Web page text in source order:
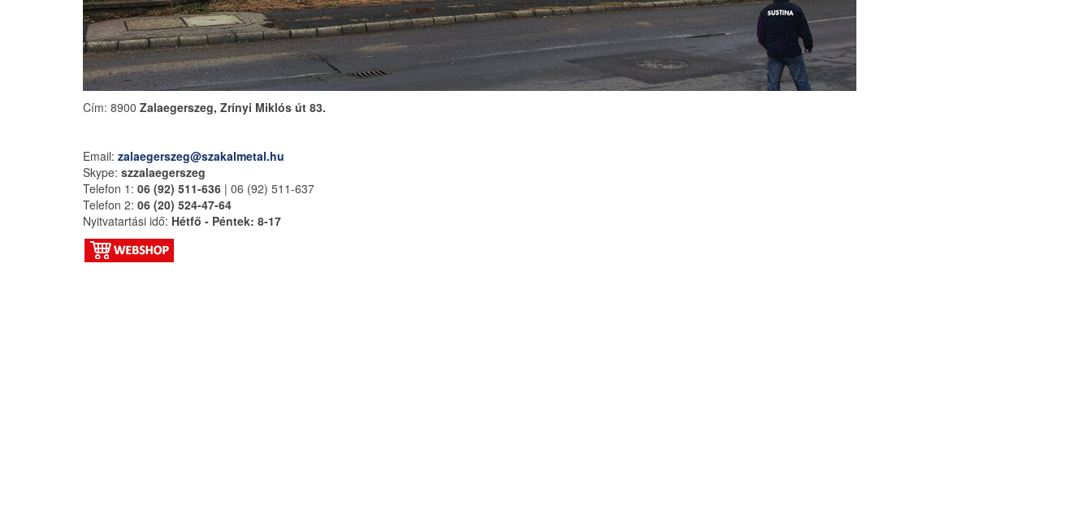
Cím: 8900 Zalaegerszeg, Zrínyi Miklós út 83.
Email: zalaegerszeg@szakalmetal.hu
Skype: szzalaegerszeg
Telefon 1: 06 (92) 511-636 | 06 (92) 511-637
Telefon 2: 06 (20) 524-47-64
Nyitvatartási idő: Hétfő - Péntek: 8-17